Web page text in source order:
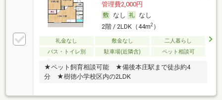
管理費2,000円
なし
なし
2階 / 2LDK（44m2）
礼金なし 敷金なし
二人暮らし
バス・トイレ別
駐車場(近隣含) ペット相談可
★ペット飼育相談可能 ★備後本庄駅まで徒歩約4
分 ★樹徳小学校区内の2LDK